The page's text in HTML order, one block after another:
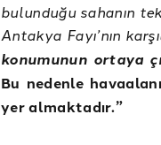
bulunduğu sahanın
Antakya Fayı’nın
konumunun ortaya
Bu nedenle
yer almaktadır.”